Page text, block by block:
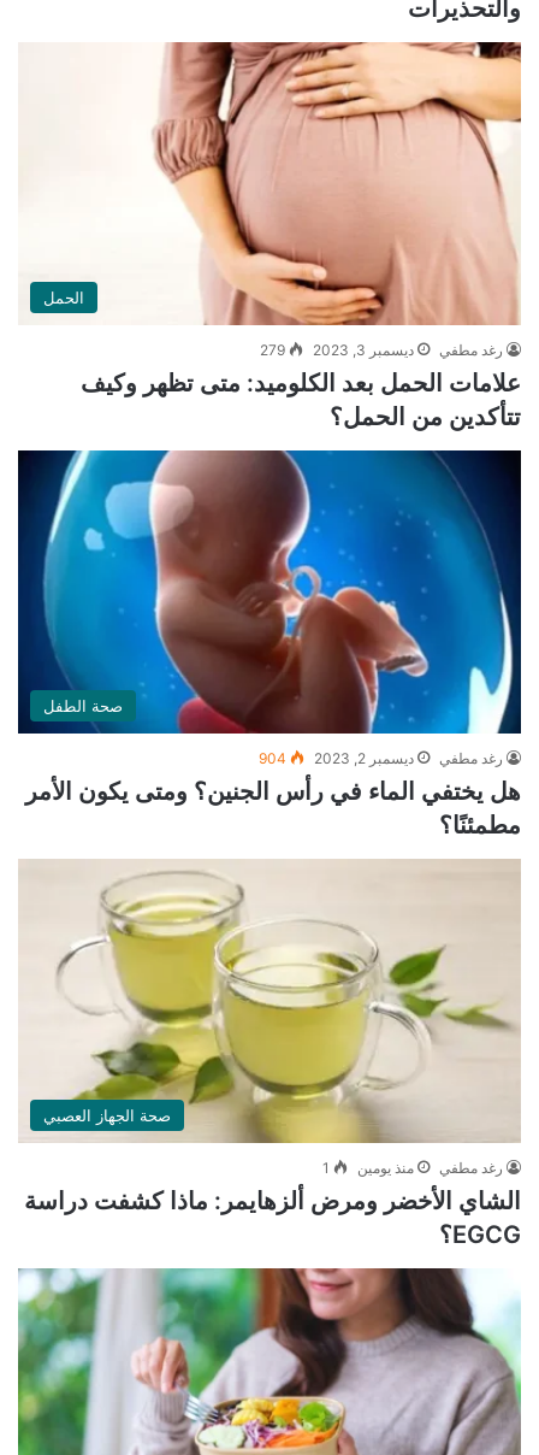
والتحذيرات
الحمل
رغد مطفي ديسمبر 3, 2023 279
علامات الحمل بعد الكلوميد: متى تظهر وكيف
تتأكدين من الحمل؟
صحة الطفل
رغد مطفي ديسمبر 2, 2023 904
هل يختفي الماء في رأس الجنين؟ ومتى يكون الأمر
مطمئنًا؟
صحة الجهاز العصبي
رغد مطفي منذ يومين 1
الشاي الأخضر ومرض ألزهايمر: ماذا كشفت دراسة
EGCG؟